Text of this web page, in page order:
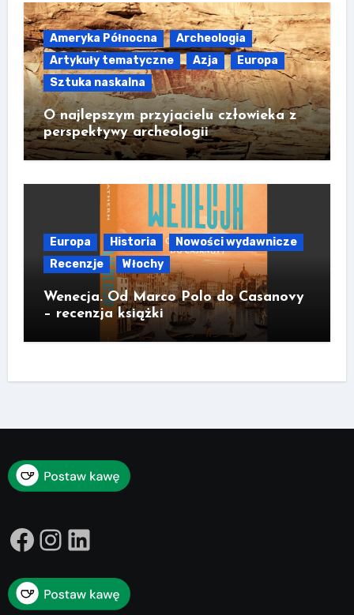
Ameryka Północna
Archeologia
Artykuły tematyczne
Azja
Europa
Sztuka naskalna
O najlepszym przyjacielu człowieka z
perspektywy archeologii
Europa Historia
Nowości wydawnicze
Recenzje
Włochy
Wenecja. Od Marco Polo do Casanovy
– recenzja książki
Facebook
Instagram
LinkedIn